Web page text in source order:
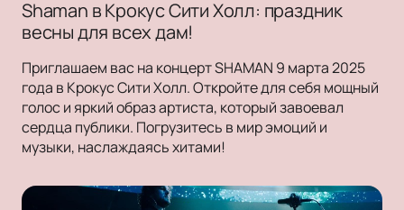
Shaman в Крокус Сити Холл: праздник
весны для всех дам!
Приглашаем вас на концерт SHAMAN 9 марта 2025
года в Крокус Сити Холл. Откройте для себя мощный
голос и яркий образ артиста, который завоевал
сердца публики. Погрузитесь в мир эмоций и
музыки, наслаждаясь хитами!